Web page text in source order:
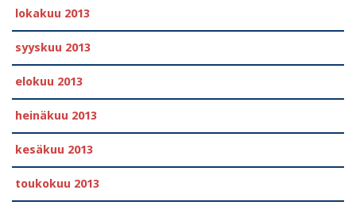
lokakuu 2013
syyskuu 2013
elokuu 2013
heinäkuu 2013
kesäkuu 2013
toukokuu 2013